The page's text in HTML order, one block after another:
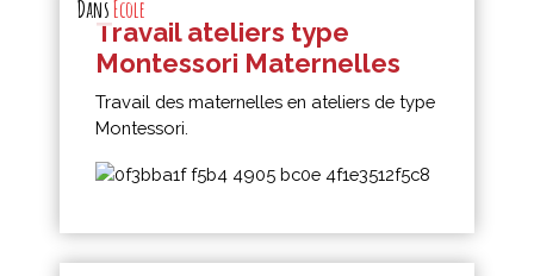
DansEcole
Travail ateliers type
Montessori Maternelles
Travail des maternelles en ateliers de type
Montessori.